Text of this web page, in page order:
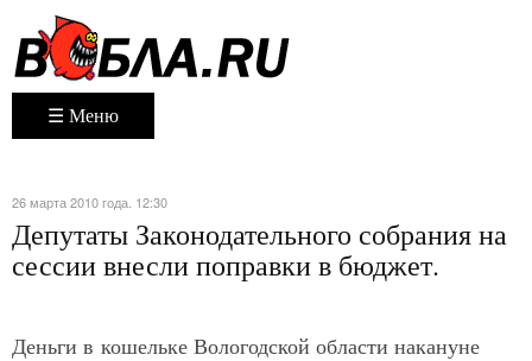
☰ Меню
26 марта 2010 года. 12:30
Депутаты Законодательного собрания на
сессии внесли поправки в бюджет.
Деньги в кошельке Вологодской области накануне